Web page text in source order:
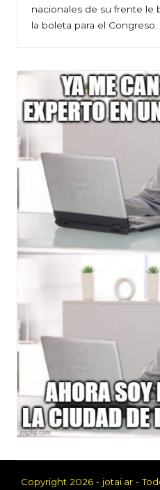
nacionales de su frente le
la boleta para el Congreso.
Copyright 2026 - jotai.ar -